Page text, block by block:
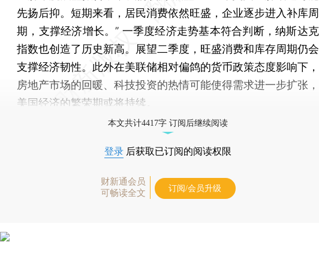
先扬后抑。短期来看，居民消费依然旺盛，企业逐步进入补库周
期，支撑经济增长。” 一季度经济走势基本符合判断，纳斯达克
指数也创造了历史新高。展望二季度，旺盛消费和库存周期仍会
支撑经济韧性。此外在美联储相对偏鸽的货币政策态度影响下，
房地产市场的回暖、科技投资的热情可能使得需求进一步扩张，
美国经济的繁荣期或将持续。
本文共计4417字 订阅后继续阅读
登录 后获取已订阅的阅读权限
财新通会员
可畅读全文
订阅/会员升级